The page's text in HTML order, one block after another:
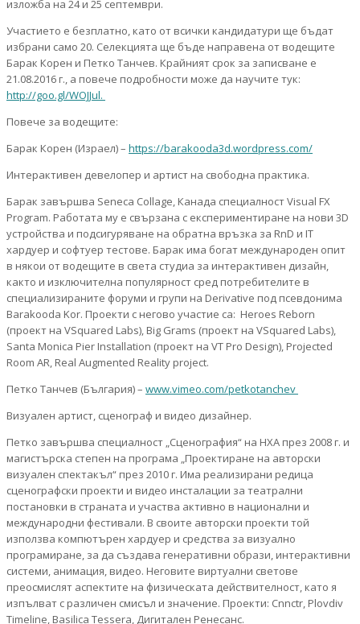
изложба на 24 и 25 септември.
Участието е безплатно, като от всички кандидатури ще бъдат
избрани само 20. Селекцията ще бъде направена от водещите
Барак Корен и Петко Танчев. Крайният срок за записване е
21.08.2016 г., а повече подробности може да научите тук:
http://goo.gl/WOJJul.
Повече за водещите:
Барак Корен (Израел) – https://barakooda3d.wordpress.com/
Интерактивен девелопер и артист на свободна практика.
Барак завършва Seneca Collage, Канада специалност Visual FX
Program. Работата му е свързана с експериментиране на нови 3D
устройства и подсигуряване на обратна връзка за RnD и IT
хардуер и софтуер тестове. Барак има богат международен опит
в някои от водещите в света студиа за интерактивен дизайн,
както и изключителна популярност сред потребителите в
специализираните форуми и групи на Derivative под псевдонима
Barakooda Kor. Проекти с негово участие са: Heroes Reborn
(проект на VSquared Labs), Big Grams (проект на VSquared Labs),
Santa Monica Pier Installation (проект на VT Pro Design), Projected
Room AR, Real Augmented Reality project.
Петко Танчев (България) – www.vimeo.com/petkotanchev
Визуален артист, сценограф и видео дизайнер.
Петко завършва специалност „Сценография“ на НХА през 2008 г. и
магистърска степен на програма „Проектиране на авторски
визуален спектакъл“ през 2010 г. Има реализирани редица
сценографски проекти и видео инсталации за театрални
постановки в страната и участва активно в национални и
международни фестивали. В своите авторски проекти той
използва компютърен хардуер и средства за визуално
програмиране, за да създава генеративни образи, интерактивни
системи, анимация, видео. Неговите виртуални светове
преосмислят аспектите на физическата действителност, като я
изпълват с различен смисъл и значение. Проекти: Cnnctr, Plovdiv
Timeline, Basilica Tessera, Дигитален Ренесанс.